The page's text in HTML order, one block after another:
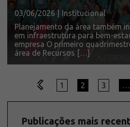
03/06/2026 |
Institucional
Planejamento da área também
em infraestrutura para bem-
empresa O primeiro
área de Recursos […]
1 2 3 …
Publicações mais